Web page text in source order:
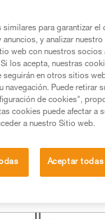
para garantizar el
y analizar
web con nuestros socios
los acepta, nuestras
en otros sitios
navegación. Puede retirar
de cookies",
cookies puede afectar a
a nuestro Sitio web.
Aceptar